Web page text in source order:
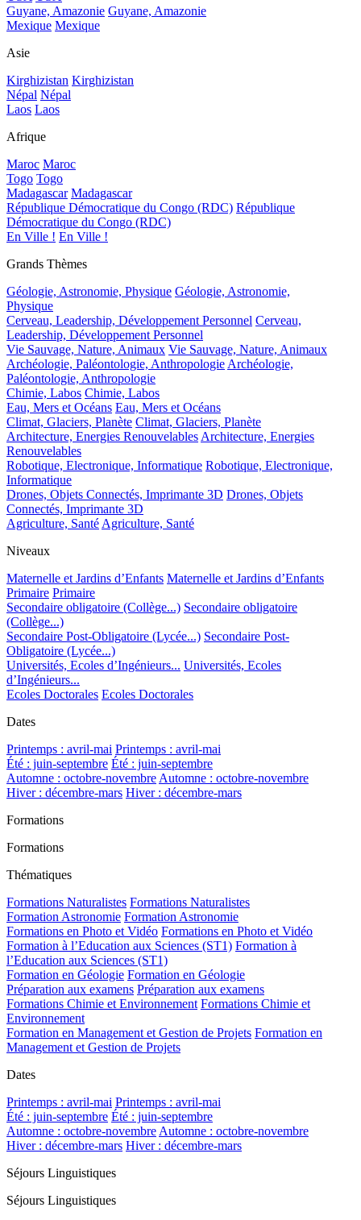
Guyane, Amazonie Guyane, Amazonie
Mexique Mexique
Asie
Kirghizistan Kirghizistan
Népal Népal
Laos Laos
Afrique
Maroc Maroc
Togo Togo
Madagascar Madagascar
République Démocratique du Congo (RDC) République
Démocratique du Congo (RDC)
En Ville ! En Ville !
Grands Thèmes
Géologie, Astronomie, Physique Géologie, Astronomie,
Physique
Cerveau, Leadership, Développement Personnel Cerveau,
Leadership, Développement Personnel
Vie Sauvage, Nature, Animaux Vie Sauvage, Nature, Animaux
Archéologie, Paléontologie, AnthropologieArchéologie,
Paléontologie, Anthropologie
Chimie, Labos Chimie, Labos
Eau, Mers et Océans Eau, Mers et Océans
Climat, Glaciers, Planète Climat, Glaciers, Planète
Architecture, Energies RenouvelablesArchitecture, Energies
Renouvelables
Robotique, Electronique, Informatique Robotique, Electronique,
Informatique
Drones, Objets Connectés, Imprimante 3D Drones, Objets
Connectés, Imprimante 3D
Agriculture, SantéAgriculture, Santé
Niveaux
Maternelle et Jardins d’Enfants Maternelle et Jardins d’Enfants
Primaire Primaire
Secondaire obligatoire (Collège...) Secondaire obligatoire
(Collège...)
Secondaire Post-Obligatoire (Lycée...) Secondaire Post-
Obligatoire (Lycée...)
Universités, Ecoles d’Ingénieurs... Universités, Ecoles
d’Ingénieurs...
Ecoles Doctorales Ecoles Doctorales
Dates
Printemps : avril-mai Printemps : avril-mai
Été : juin-septembre Été : juin-septembre
Automne : octobre-novembreAutomne : octobre-novembre
Hiver : décembre-mars Hiver : décembre-mars
Formations
Formations
Thématiques
Formations Naturalistes Formations Naturalistes
Formation Astronomie Formation Astronomie
Formations en Photo et Vidéo Formations en Photo et Vidéo
Formation à l’Education aux Sciences (ST1) Formation à
l’Education aux Sciences (ST1)
Formation en Géologie Formation en Géologie
Préparation aux examens Préparation aux examens
Formations Chimie et Environnement Formations Chimie et
Environnement
Formation en Management et Gestion de Projets Formation en
Management et Gestion de Projets
Dates
Printemps : avril-mai Printemps : avril-mai
Été : juin-septembre Été : juin-septembre
Automne : octobre-novembreAutomne : octobre-novembre
Hiver : décembre-mars Hiver : décembre-mars
Séjours Linguistiques
Séjours Linguistiques